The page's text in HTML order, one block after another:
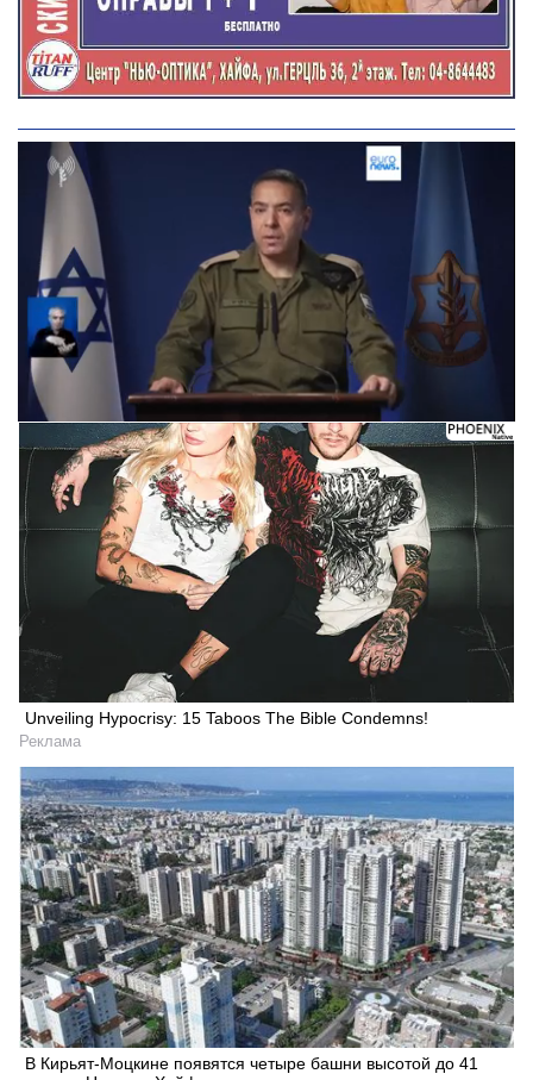
Unveiling Hypocrisy: 15 Taboos The Bible Condemns!
Реклама
В Кирьят-Моцкине появятся четыре башни высотой до 41